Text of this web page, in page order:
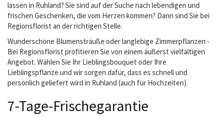
lassen in Ruhland? Sie sind auf der Suche nach lebendigen und
frischen Geschenken, die vom Herzen kommen? Dann sind Sie bei
Regionsflorist an der richtigen Stelle.
Wunderschöne Blumensträuße oder langlebige Zimmerpflanzen -
Bei Regionsflorist profitieren Sie von einem äußerst vielfältigen
Angebot. Wählen Sie Ihr Lieblingsbouquet oder Ihre
Lieblingspflanze und wir sorgen dafür, dass es schnell und
persönlich geliefert wird in Ruhland (auch für Hochzeiten).
7-Tage-Frischegarantie